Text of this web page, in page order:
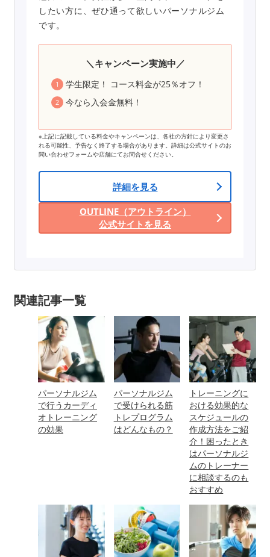
したい方に、ぜひ通って欲しいパーソナルジム
です。
＼キャンペーン実施中／
学生限定！ コース料金が25％オフ！
今なら入会金無料！
※上記に記載している料金やキャンペーンは、各社の方針により変更さ
れる可能性、予告なく終了する場合があります。詳細は公式サイトのお
問い合わせフォームや店舗にてお問合せください。
詳細を見る
OUTLINE（アウトライン）
公式サイトを見る
関連記事一覧
パーソナルジム
で行うカーディ
オトレーニング
の効果
パーソナルジム
で受けられる筋
トレプログラム
はどんなもの？
トレーニングに
おける効果的な
スケジュールの
作成方法をご紹
介！困ったとき
はパーソナルジ
ムのトレーナー
に相談するのも
おすすめ